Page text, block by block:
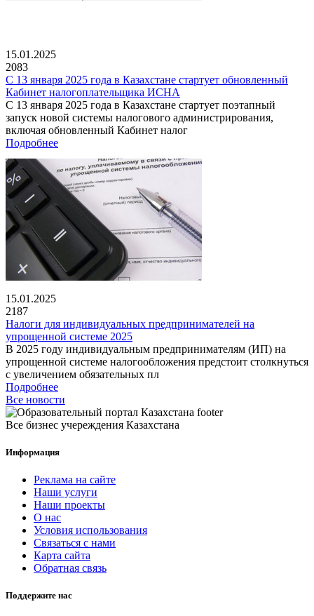
15.01.2025
2083
С 13 января 2025 года в Казахстане стартует обновленный
Кабинет налогоплательщика ИСНА
С 13 января 2025 года в Казахстане стартует поэтапный
запуск новой системы налогового администрирования,
включая обновленный Кабинет налог
Подробнее
15.01.2025
2187
Налоги для индивидуальных предпринимателей на
упрощенной системе 2025
В 2025 году индивидуальным предпринимателям (ИП) на
упрощенной системе налогообложения предстоит столкнуться
с увеличением обязательных пл
Подробнее
Все новости
Все бизнес учереждения Казахстана
Информация
Реклама на сайте
Наши услуги
Наши проекты
О нас
Условия использования
Связаться с нами
Карта сайта
Обратная связь
Поддержите нас